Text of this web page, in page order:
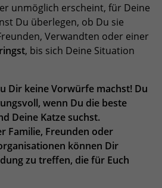
unmöglich erscheint, für Deine
Du überlegen, ob Du sie
Verwandten oder einer
, bis sich Deine Situation
Dir keine Vorwürfe machst! Du
wenn Du die beste
Deine Katze suchst.
Familie, Freunden oder
können Dir
zu treffen, die für Euch